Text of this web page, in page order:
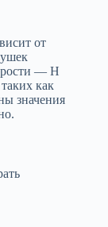
от
— H
как
значения